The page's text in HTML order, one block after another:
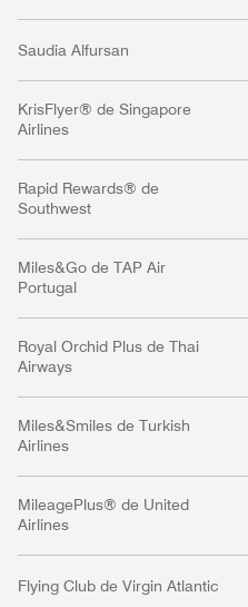
Saudia Alfursan
KrisFlyer® de Singapore
Airlines
Rapid Rewards® de
Southwest
Miles&Go de TAP Air
Portugal
Royal Orchid Plus de Thai
Airways
Miles&Smiles de Turkish
Airlines
MileagePlus® de United
Airlines
Flying Club de Virgin Atlantic